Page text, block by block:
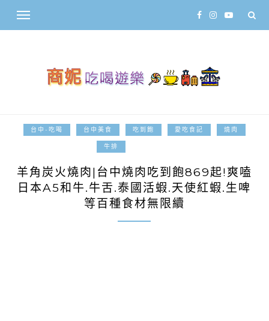
台中-吃喝 台中美食 吃到飽 愛吃食記 燒肉
牛排
羊角炭火燒肉|台中燒肉吃到飽869起!爽嗑
日本A5和牛.牛舌.泰國活蝦.天使紅蝦.生啤
等百種食材無限續